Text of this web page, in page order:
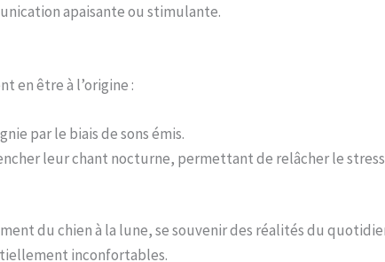
apaisante ou stimulante.
en être à l’origine :
par le biais de sons émis.
leur chant nocturne, permettant de relâcher le stress
du chien à la lune, se souvenir des réalités du
inconfortables.